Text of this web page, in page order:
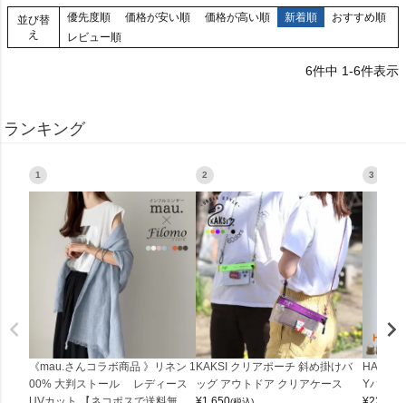
並び替
え
優先度順 価格が安い順 価格が高い順 新着順
おすすめ順
レビュー順
6件中 1-6件表示
ランキング
1
《mau.さんコラボ商品 》リネン 1
00% 大判ストール レディース
2
KAKSI クリアポーチ 斜め掛けバ
ッグ アウトドア クリアケース
3
Yバッグ